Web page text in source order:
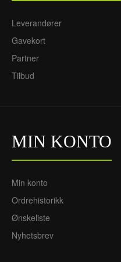
2023-24 Hjemme - Herre
720NOK
Leverandører
Gavekort
Partner
Tilbud
MIN KONTO
Min konto
Ordrehistorikk
Ønskeliste
Nyhetsbrev